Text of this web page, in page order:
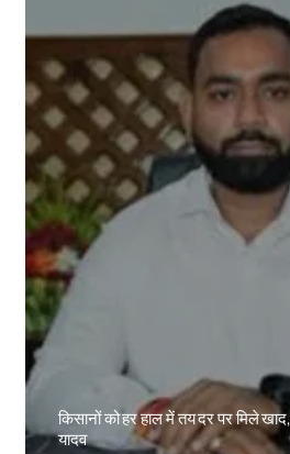
किसानों को हर हाल में तय दर पर मिले
यादव